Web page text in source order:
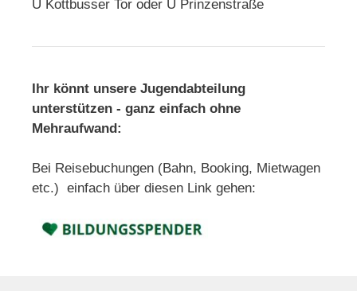
U Kottbusser Tor oder U Prinzenstraße
Ihr könnt unsere Jugendabteilung
unterstützen - ganz einfach ohne
Mehraufwand:
Bei Reisebuchungen (Bahn, Booking, Mietwagen
etc.) einfach über diesen Link gehen: